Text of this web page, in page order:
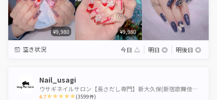
¥9,980 ¥9,980
空き状況 今日 △ 明日 ◎ 明後日 ◎
Nail_usagi
ウサギネイルサロン【長さだし専門】新大久保(新宿歌舞伎町10分パラジェルかわいいマグネットオフ無料
4.7 (3599件)